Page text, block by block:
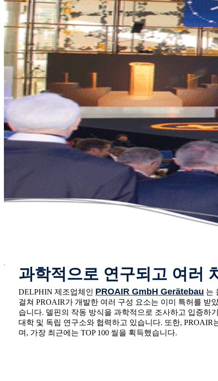
x
과학적으로 연구되고 여러
DELPHIN 제조업체인 PROAIR GmbH Gerätebau 는
걸쳐 PROAIR가 개발한 여러 구성 요소는 이미 특허를 받
습니다. 델핀의 작동 방식을 과학적으로 조사하고 입증하
대학 및 독립 연구소와 협력하고 있습니다. 또한,
며, 가장 최근에는 TOP 100 씰을 획득했습니다.